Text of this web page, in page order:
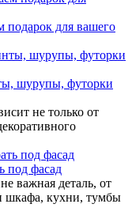
для вашего
шурупы, футорки
не только от
под фасад
важная деталь, от
шкафа, кухни, тумбы